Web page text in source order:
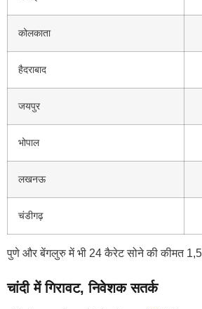
कोलकाता
हैदराबाद
जयपुर
भोपाल
लखनऊ
चंडीगढ़
पुणे और बेंगलुरु में भी 24 कैरेट सोने की कीमत
चांदी में गिरावट, निवेशक सतर्क